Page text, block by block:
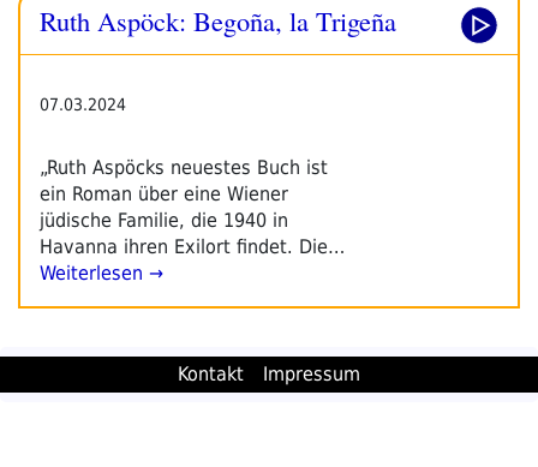
Ruth Aspöck: Begoña, la Trigeña
07.03.2024
„Ruth Aspöcks neuestes Buch ist
ein Roman über eine Wiener
jüdische Familie, die 1940 in
Havanna ihren Exilort findet. Die…
Weiterlesen →
Kontakt Impressum